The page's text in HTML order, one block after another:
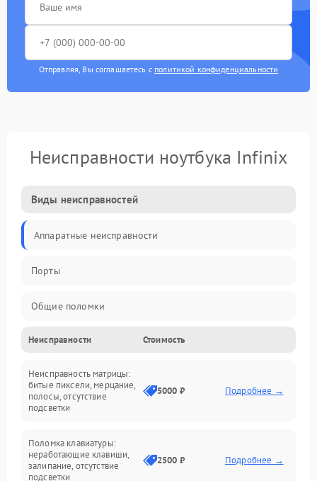
Отправляя, Вы соглашаетесь с политикой конфиденциальности
Неисправности ноутбука Infinix
Виды неисправностей
Аппаратные неисправности
Порты
Общие поломки
Устройства
Программные ошибки
Электрические и системные сбои
Интерфейсные проблемы
Неисправности Стоимость
Неисправность матрицы:
битые пиксели, мерцание,
полосы, отсутствие
подсветки
5000 ₽ Подробнее →
Поломка клавиатуры:
неработающие клавиши,
залипание, отсутствие
подсветки
2500 ₽ Подробнее →